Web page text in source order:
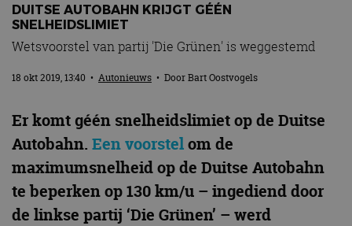
DUITSE AUTOBAHN KRIJGT GÉÉN
SNELHEIDSLIMIET
Wetsvoorstel van partij 'Die Grünen' is weggestemd
18 okt 2019, 13:40 • Autonieuws • DoorBart Oostvogels
Er komt géén snelheidslimiet op de Duitse
Autobahn. Een voorstelom de
maximumsnelheid op de Duitse Autobahn
te beperken op 130 km/u – ingediend door
de linkse partij ‘Die Grünen’ – werd